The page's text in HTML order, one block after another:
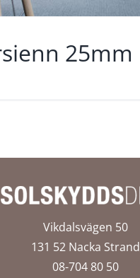
25mm
Vikdalsvägen 50
131 52 Nacka Strand
08-704 80 50